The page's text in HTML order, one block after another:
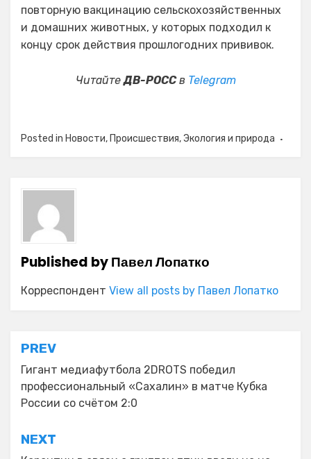
повторную вакцинацию сельскохозяйственных
и домашних животных, у которых подходил к
концу срок действия прошлогодних прививок.
ЧитайтеДВ-РОССв Telegram
Posted in Новости, Происшествия,Экология и природа
Published byПавел Лопатко
Корреспондент View all posts by Павел Лопатко
Навигация
по
записям
PREV
Гигант медиафутбола 2DROTS победил
профессиональный «Сахалин» в матче Кубка
России со счётом 2:0
NEXT